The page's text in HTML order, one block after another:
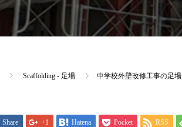
Scaffolding - 足場 中学校外壁改修工事の足場
Share +1 Hatena Pocket RSS